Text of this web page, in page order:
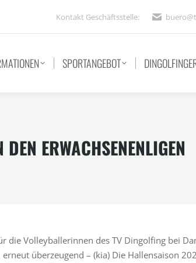
Kontakt Geschäftsstelle:
SPORTANGEBOT
ERWACHSENENLIGEN
die Volleyballerinnen des TV Dingolfing bei
überzeugend – (kia) Die Hallensaison